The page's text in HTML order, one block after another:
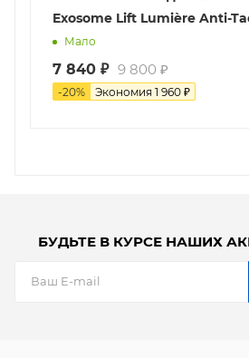
Exosome Lift Lumière Anti-
Мало
7 840 ₽ 9 800 ₽
-20% Экономия 1 960 ₽
БУДЬТЕ В КУРСЕ НАШИХ